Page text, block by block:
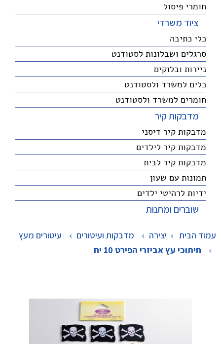
חומרי פיסול
ציוד משרדי
כלי כתיבה
סרגלים ושבלונות לסטודנט
ניירות ובלוקים
כלים למשרד ולסטודנט
חומרים למשרד ולסטודנט
מדבקות קיר
מדבקות קיר דיסני
מדבקות קיר לילדים
מדבקות קיר לבית
תמונות עם שעון
ידיות לרהיטי ילדים
שוברים ומתנות
עמוד הבית יצירה > מדבקות ועיטורים > עיטורים מעץ
> חיתוכי עץ אביזרי הפירט 10 יח